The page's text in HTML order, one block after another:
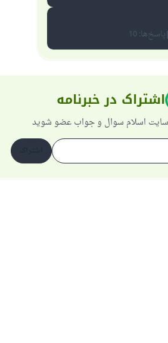
پاسخ‌ها:
10
اشتراک در خبرنامه
سایت اسلام سوال و جواب عضو شوید